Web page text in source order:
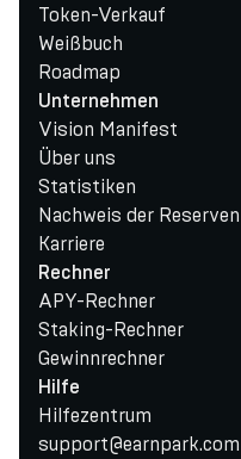
Token-Verkauf
Weißbuch
Roadmap
Unternehmen
Vision Manifest
Über uns
Statistiken
Nachweis der Reserven
Karriere
Rechner
APY-Rechner
Staking-Rechner
Gewinnrechner
Hilfe
Hilfezentrum
support@earnpark.com